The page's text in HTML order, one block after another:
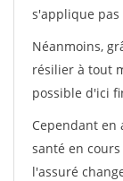
s'applique
Néanmoins,
résilier à tout
possible d'ici
Cependant
santé en
l'assuré